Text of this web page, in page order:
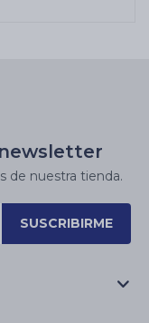
de nuestra tienda.
SUSCRIBIRME